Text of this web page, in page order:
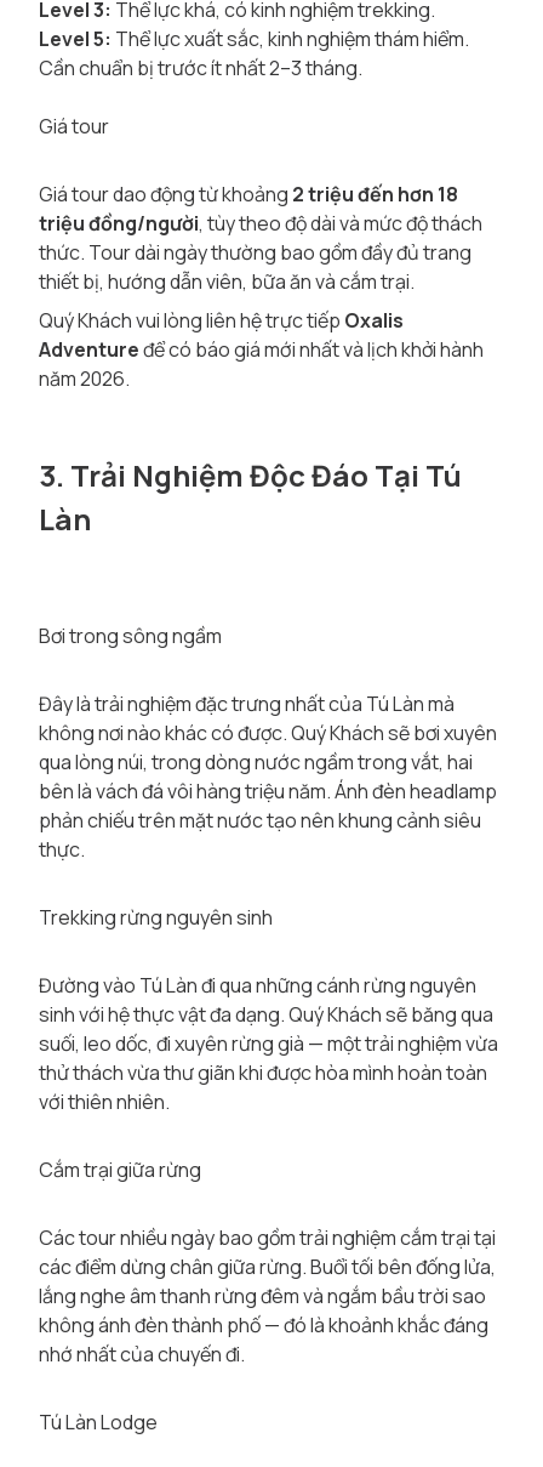
Level 3: Thể lực khá, có kinh nghiệm trekking.
Level 5: Thể lực xuất sắc, kinh nghiệm thám hiểm.
Cần chuẩn bị trước ít nhất 2–3 tháng.
Giá tour
Giá tour dao động từ khoảng 2 triệu đến hơn 18
triệu đồng/người, tùy theo độ dài và mức độ thách
thức. Tour dài ngày thường bao gồm đầy đủ trang
thiết bị, hướng dẫn viên, bữa ăn và cắm trại.
Quý Khách vui lòng liên hệ trực tiếp Oxalis
Adventuređể có báo giá mới nhất và lịch khởi hành
năm 2026.
3. Trải Nghiệm Độc Đáo Tại Tú
Làn
Bơi trong sông ngầm
Đây là trải nghiệm đặc trưng nhất của Tú Làn mà
không nơi nào khác có được. Quý Khách sẽ bơi xuyên
qua lòng núi, trong dòng nước ngầm trong vắt, hai
bên là vách đá vôi hàng triệu năm. Ánh đèn headlamp
phản chiếu trên mặt nước tạo nên khung cảnh siêu
thực.
Trekking rừng nguyên sinh
Đường vào Tú Làn đi qua những cánh rừng nguyên
sinh với hệ thực vật đa dạng. Quý Khách sẽ băng qua
suối, leo dốc, đi xuyên rừng già — một trải nghiệm vừa
thử thách vừa thư giãn khi được hòa mình hoàn toàn
với thiên nhiên.
Cắm trại giữa rừng
Các tour nhiều ngày bao gồm trải nghiệm cắm trại tại
các điểm dừng chân giữa rừng. Buổi tối bên đống lửa,
lắng nghe âm thanh rừng đêm và ngắm bầu trời sao
không ánh đèn thành phố — đó là khoảnh khắc đáng
nhớ nhất của chuyến đi.
Tú Làn Lodge